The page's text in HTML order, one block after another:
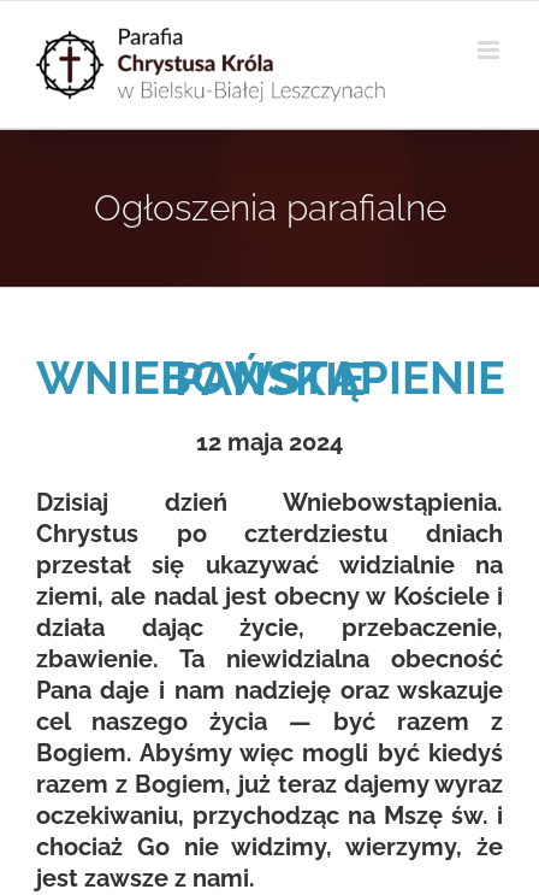
zawartości
Ogłoszenia parafialne
WNIEBOWSTĄPIENIE PAŃSKIE
12 maja 2024
Dzisiaj dzień Wniebowstąpienia.
Chrystus po czterdziestu dniach
przestał się ukazywać widzialnie na
ziemi, ale nadal jest obecny w Kościele i
działa dając życie, przebaczenie,
zbawienie. Ta niewidzialna obecność
Pana daje i nam nadzieję oraz wskazuje
cel naszego życia — być razem z
Bogiem. Abyśmy więc mogli być kiedyś
razem z Bogiem, już teraz dajemy wyraz
oczekiwaniu, przychodząc na Mszę św. i
chociaż Go nie widzimy, wierzymy, że
jest zawsze z nami.